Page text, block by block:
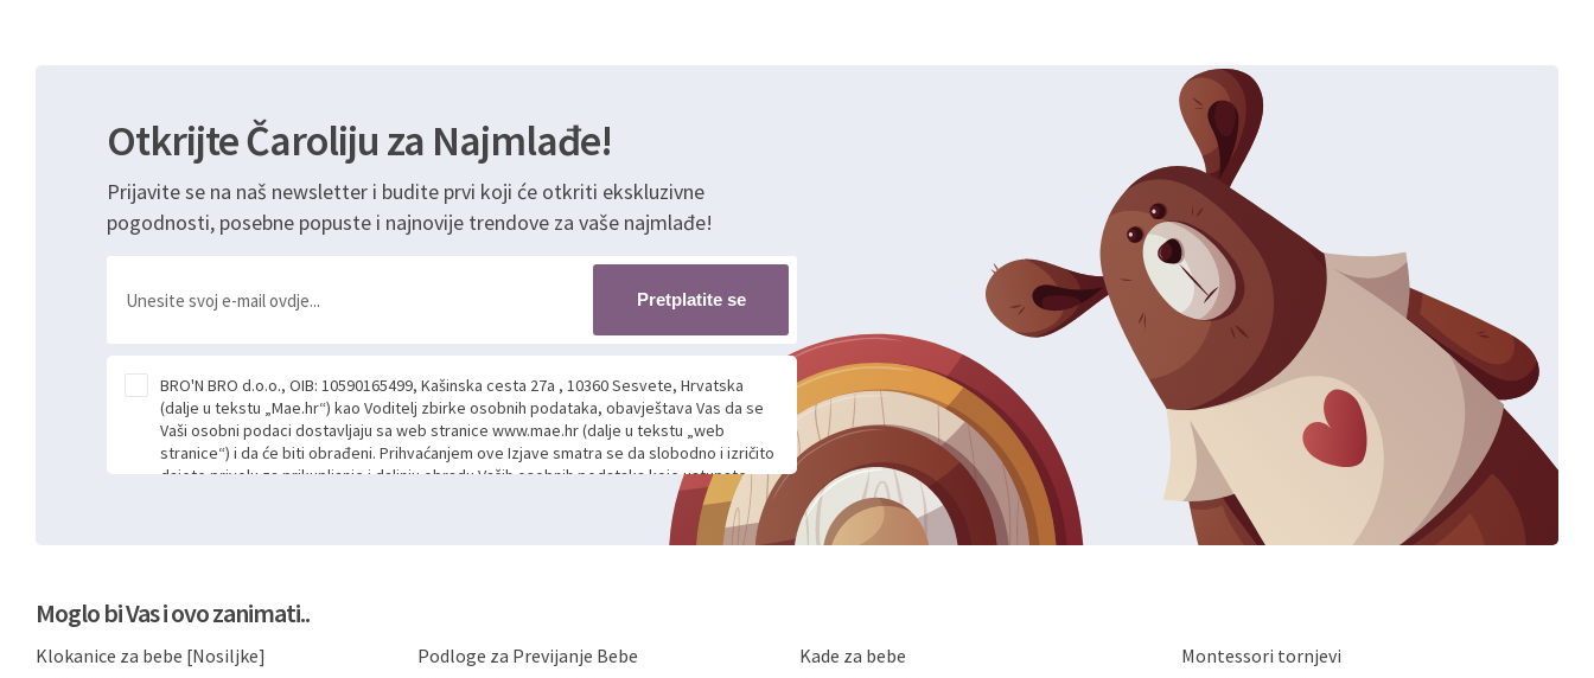
Otkrijte Čaroliju za Najmlađe!
Prijavite se na naš newsletter i budite prvi koji će otkriti ekskluzivne
pogodnosti, posebne popuste i najnovije trendove za vaše najmlađe!
Pretplatite se
BRO'N BRO d.o.o., OIB: 10590165499, Kašinska cesta 27a , 10360 Sesvete, Hrvatska
(dalje u tekstu „Mae.hr“) kao Voditelj zbirke osobnih podataka, obavještava Vas da se
Vaši osobni podaci dostavljaju sa web stranice www.mae.hr (dalje u tekstu „web
stranice“) i da će biti obrađeni. Prihvaćanjem ove Izjave smatra se da slobodno i izričito
dajete privolu za prikupljanje i daljnju obradu Vaših osobnih podataka koje ustupate
Mae.hr putem ovih web stranica u svrhu odgovora i daljnje komunikacije na Vaš upit
poslan kroz kontakt obrazac. Radi se o dobrovoljnom davanju podataka te ovu Izjavu
niste dužni prihvatiti odnosno niste dužni unositi svoje osobne podatke u jednu od
možete pročitati ovdje, sukladno Politici privatnosti i kolačića koju možete pročitati
primjenu odgovarajućih tehničkih i sigurnosnih mjera zaštite osobnih podataka od
Moglo bi Vas i ovo zanimati..
Klokanice za bebe [Nosiljke] Podloge za Previjanje Bebe Kade za bebe
Montessori tornjevi